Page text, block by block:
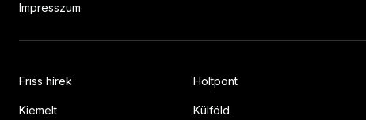
Impresszum
Friss hírek
Kiemelt
Holtpont
Külföld